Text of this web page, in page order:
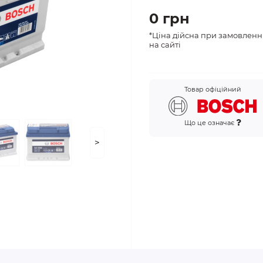
>
0 грн
*Ціна дійсна при
на сайті
Товар офіційний
Що це означає